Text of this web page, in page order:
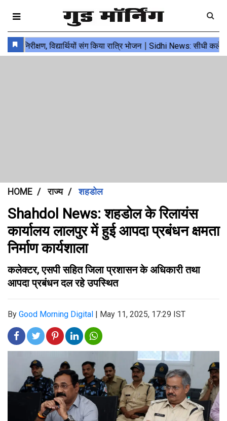
HOME राज्य शहडोल
Shahdol News: शहडोल के रिलायंस
कार्यालय लालपुर में हुई आपदा प्रबंधन क्षमता
निर्माण कार्यशाला
कलेक्टर, एसपी सहित जिला प्रशासन के अधिकारी तथा
आपदा प्रबंधन दल रहे उपस्थित
By Good Morning Digital | May 11, 2025, 17:29 IST